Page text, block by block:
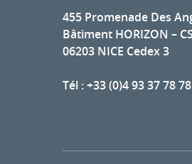
455 Promenade Des
Bâtiment HORIZON –
06203 NICE Cedex 3
Tél : +33 (0)4 93 37 78 78